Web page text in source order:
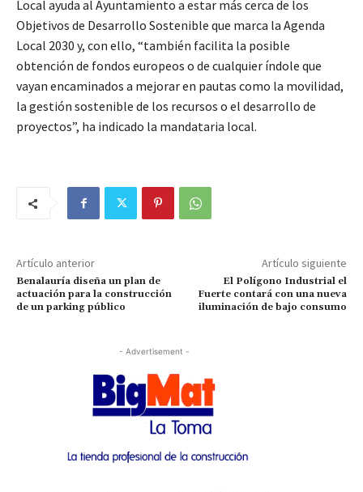
Local ayuda al Ayuntamiento a estar más cerca de los
Objetivos de Desarrollo Sostenible que marca la Agenda
Local 2030 y, con ello, “también facilita la posible
obtención de fondos europeos o de cualquier índole que
vayan encaminados a mejorar en pautas como la movilidad,
la gestión sostenible de los recursos o el desarrollo de
proyectos”, ha indicado la mandataria local.
Artículo anterior
Benalauría diseña un plan de
actuación para la construcción
de un parking público
Artículo siguiente
El Polígono Industrial el
Fuerte contará con una nueva
iluminación de bajo consumo
- Advertisement -